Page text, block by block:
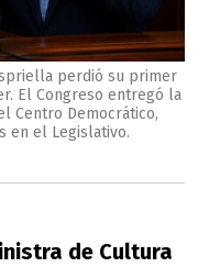
perdió su primer
El Congreso entregó la
Centro Democrático,
en el Legislativo.
de Cultura